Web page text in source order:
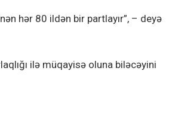
hər 80 ildən bir partlayır”, – deyə
ilə müqayisə oluna biləcəyini